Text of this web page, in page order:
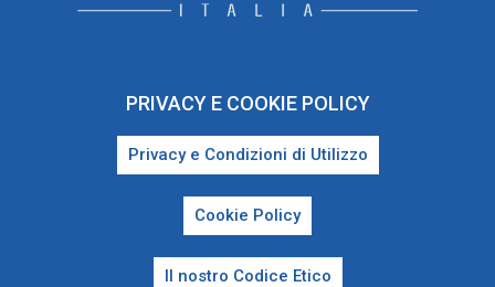
PRIVACY E COOKIE POLICY
Privacy e Condizioni di Utilizzo
Cookie Policy
Il nostro Codice Etico